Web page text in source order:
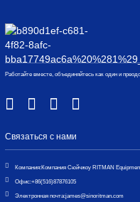
Работайте вместе, объединяйтесь как один и
Связаться с нами
Компания:Компания Сюйчжоу RITMAN
Офис:+86(516)87876105
Электронная почта:james@sinoritman.com